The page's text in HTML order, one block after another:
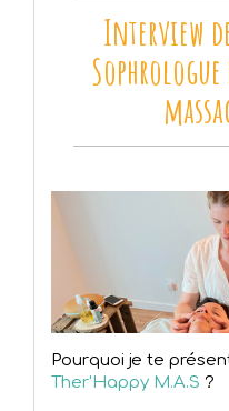
Interview
Pourquoi je te
Ther'Happy M.A.S ?